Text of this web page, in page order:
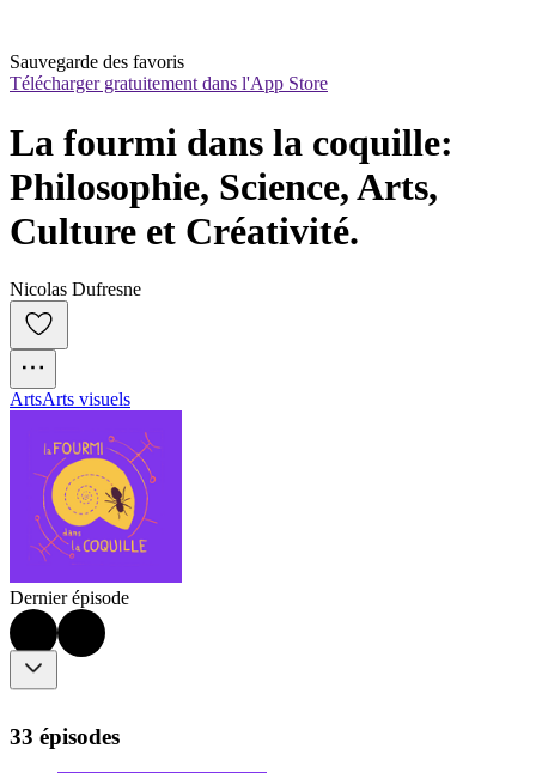
Sauvegarde des favoris
Télécharger gratuitement dans l'App Store
La fourmi dans la coquille:
Philosophie, Science, Arts,
Culture et Créativité.
Nicolas Dufresne
ArtsArts visuels
Dernier épisode
33 épisodes